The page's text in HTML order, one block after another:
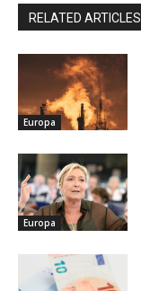
RELATED ARTICLES
Europa
Europa